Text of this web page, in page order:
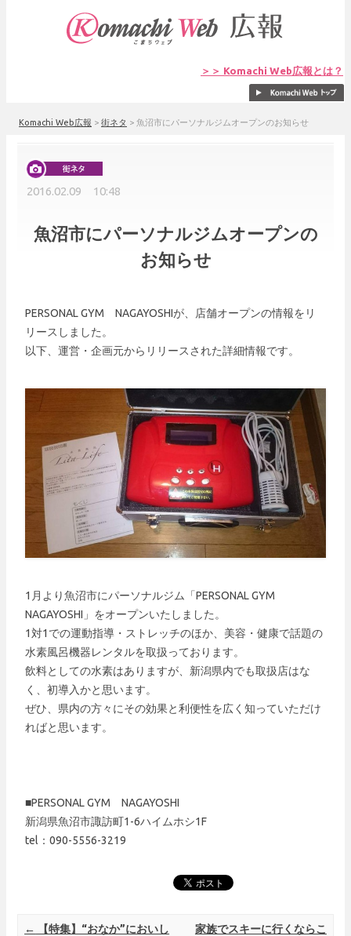
＞＞ Komachi Web広報とは？
Komachi Web広報 > 街ネタ > 魚沼市にパーソナルジムオープンのお知らせ
2016.02.09 10:48
魚沼市にパーソナルジムオープンの
お知らせ
PERSONAL GYM NAGAYOSHIが、店舗オープンの情報をリ
リースしました。
以下、運営・企画元からリリースされた詳細情報です。
1月より魚沼市にパーソナルジム「PERSONAL GYM
NAGAYOSHI」をオープンいたしました。
1対1での運動指導・ストレッチのほか、美容・健康で話題の
水素風呂機器レンタルを取扱っております。
飲料としての水素はありますが、新潟県内でも取扱店はな
く、初導入かと思います。
ぜひ、県内の方々にその効果と利便性を広く知っていただけ
ればと思います。
■PERSONAL GYM NAGAYOSHI
新潟県魚沼市諏訪町1-6ハイムホシ1F
tel：090-5556-3219
Post navigation
←
【特集】“おなか”においし
家族でスキーに行くならこ